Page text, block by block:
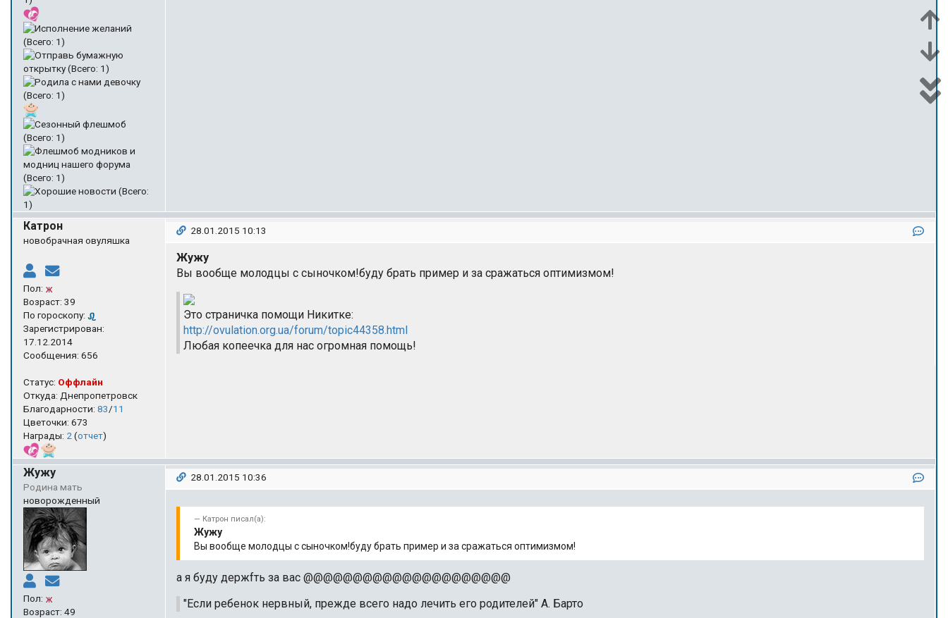
Катрон
новобрачная овуляшка
Пол:
Возраст: 39
По гороскопу:
Зарегистрирован:
17.12.2014
Сообщения: 656
Статус: Оффлайн
Откуда: Днепропетровск
Благодарности: 83/11
Цветочки: 673
Награды: 2 (отчет)
28.01.2015 10:13
Жужу
Вы вообще молодцы с сыночком!буду брать пример и за сражаться оптимизмом!
Это страничка помощи Никитке:
http://ovulation.org.ua/forum/topic44358.html
Любая копеечка для нас огромная помощь!
Жужу
Родина мать
новорожденный
Пол:
Возраст: 49
28.01.2015 10:36
Катрон писал(а):
Жужу
Вы вообще молодцы с сыночком!буду брать пример и за сражаться оптимизмом!
а я буду держfть за вас @@@@@@@@@@@@@@@@@@@@@
"Если ребенок нервный, прежде всего надо лечить его родителей" А. Барто